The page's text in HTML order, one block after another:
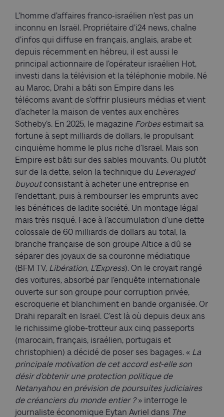
L’homme d’affaires franco-israélien n’est pas un
inconnu en Israël. Propriétaire d’i24 news, chaîne
d’infos qui diffuse en français, anglais, arabe et
depuis récemment en hébreu, il est aussi le
principal actionnaire de l’opérateur israélien Hot,
investi dans la télévision et la téléphonie mobile. Né
au Maroc, Drahi a bâti son Empire dans les
télécoms avant de s’offrir plusieurs médias et vient
d’acheter la maison de ventes aux enchères
Sotheby’s. En 2025, le magazine Forbesestimait sa
fortune à sept milliards de dollars, le propulsant
cinquième homme le plus riche d’Israël. Mais son
Empire est bâti sur des sables mouvants. Ou plutôt
sur de la dette, selon la technique du Leveraged
buyoutconsistant à acheter une entreprise en
l’endettant, puis à rembourser les emprunts avec
les bénéfices de ladite société. Un montage légal
mais très risqué. Face à l’accumulation d’une dette
colossale de 60 milliards de dollars au total, la
branche française de son groupe Altice a dû se
séparer des joyaux de sa couronne médiatique
(BFM TV, Libération, L’Express). On le croyait rangé
des voitures, absorbé par l’enquête internationale
ouverte sur son groupe pour corruption privée,
escroquerie et blanchiment en bande organisée. Or
Drahi reparaît en Israël. C’est là où depuis deux ans
le richissime globe-trotteur aux cinq passeports
(marocain, français, israélien, portugais et
christophien) a décidé de poser ses bagages. « La
principale motivation de cet accord est-elle son
désir d’obtenir une protection politique de
Netanyahou en prévision de poursuites judiciaires
de créanciers du monde entier ?» interroge le
journaliste économique Eytan Avriel dans The